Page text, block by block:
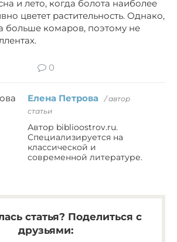
и лето, когда болота наиболее
цветет растительность. Однако,
больше комаров, поэтому не
0
Елена Петрова
/ автор
статьи
Автор biblioostrov.ru.
Специализируется на
классической и
современной литературе.
статья? Поделиться с
друзьями: